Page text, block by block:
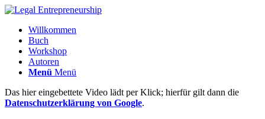
Willkommen
Buch
Workshop
Autoren
Menü Menü
Das hier eingebettete Video lädt per Klick; hierfür gilt dann die
Datenschutzerklärung von Google.